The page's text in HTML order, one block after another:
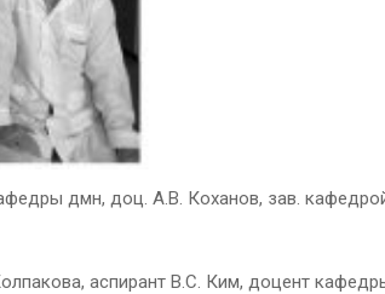
дмн, доц. А.В. Коханов, зав.
аспирант В.С. Ким, доцент